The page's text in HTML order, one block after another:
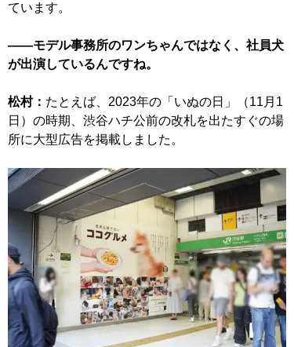
ています。
――モデル事務所のワンちゃんではなく、社員犬
が出演しているんですね。
松村： たとえば、2023年の「いぬの日」（11月1
日）の時期、渋谷ハチ公前の改札を出たすぐの場
所に大型広告を掲載しました。